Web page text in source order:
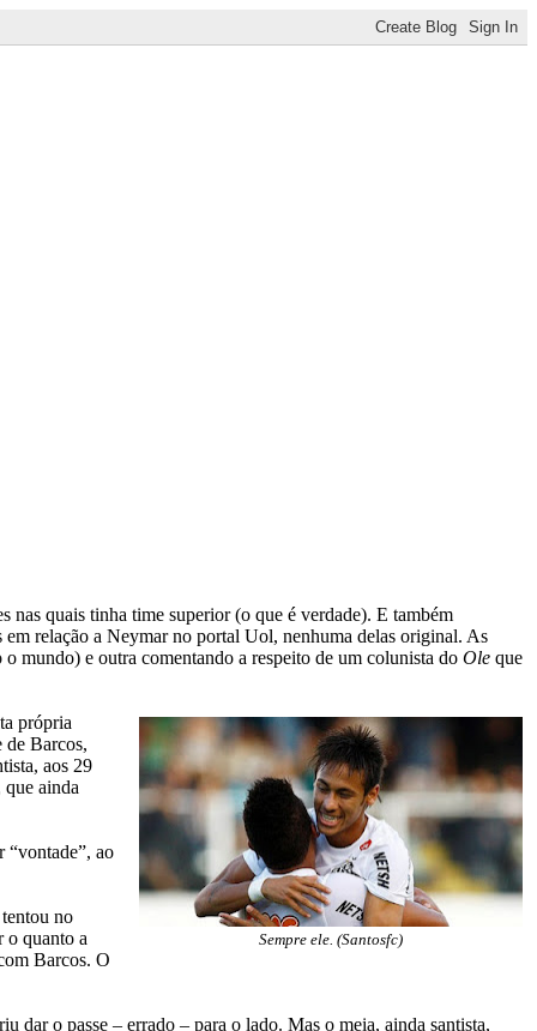
nas quais tinha time superior (o que é verdade). E também
relação a Neymar no portal Uol, nenhuma delas original. As
mundo) e outra comentando a respeito de um colunista do Ole que
Sempre ele. (Santosfc)
própria
de Barcos,
aos 29
ainda
“vontade”, ao
no
o quanto a
Barcos. O
dar o passe – errado – para o lado. Mas o meia, ainda santista,